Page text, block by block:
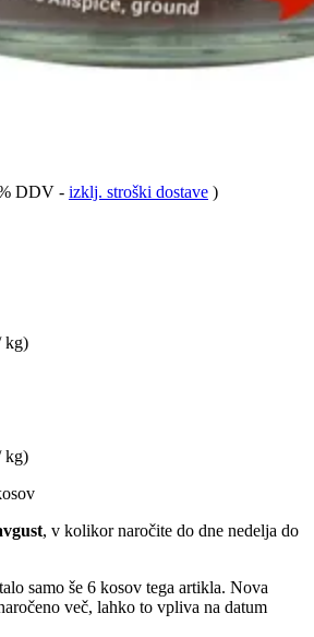
DDV - izklj. stroški dostave )
kg)
kg)
, v kolikor naročite do dne nedelja do
samo še 6 kosov tega artikla. Nova
več, lahko to vpliva na datum